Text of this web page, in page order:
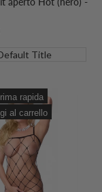
Title
rapida
al carrello